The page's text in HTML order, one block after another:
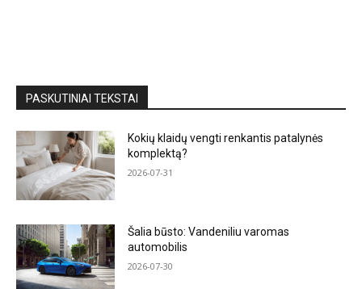
PASKUTINIAI TEKSTAI
Kokių klaidų vengti renkantis patalynės
komplektą?
2026-07-31
Šalia būsto: Vandeniliu varomas
automobilis
2026-07-30